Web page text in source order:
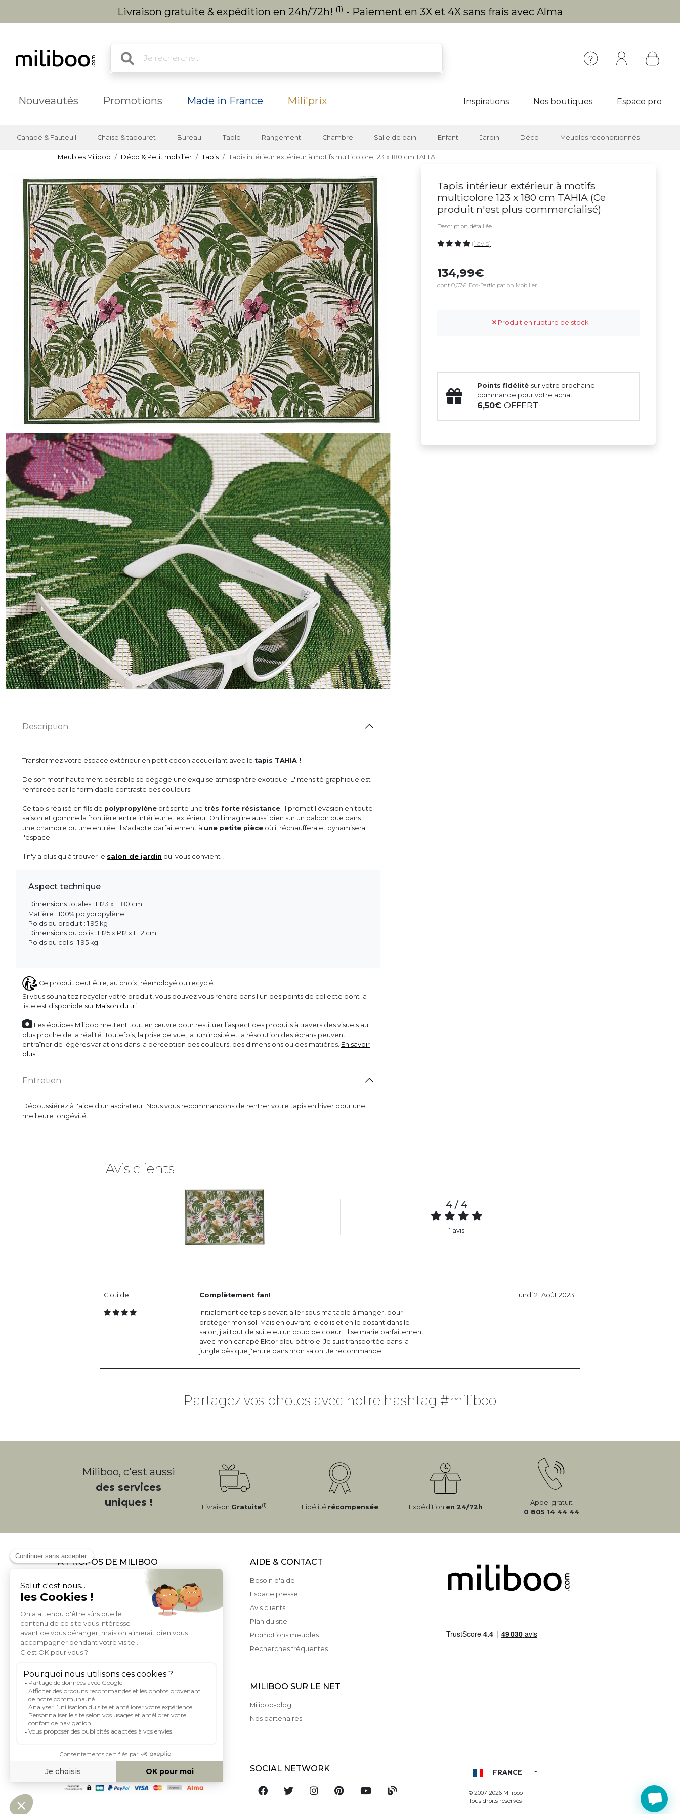
Livraison gratuite & expédition en 24h/72h! (1) - Paiement en 3X et 4X sans frais avec Alma
Nouveautés Promotions Made in France Mili'prix Inspirations Nos boutiques Espace pro
Canapé & Fauteuil Chaise & tabouret Bureau Table Rangement Chambre Salle de bain Enfant Jardin Déco Meubles reconditionnés
Meubles Miliboo Déco & Petit mobilier Tapis Tapis intérieur extérieur à motifs multicolore 123 x 180 cm TAHIA
Tapis intérieur extérieur à motifs
multicolore 123 x 180 cm TAHIA (Ce
produit n'est plus commercialisé)
Description détaillée
(1 avis)
134,99
dont 0,07€ Eco-Participation Mobilier
Produit en rupture de stock
Points fidélité sur votre prochaine
commande pour votre achat
6,50OFFERT
Description
Transformez votre espace extérieur en petit cocon accueillant avec le tapis TAHIA !
De son motif hautement désirable se dégage une exquise atmosphère exotique. L'intensité graphique est
renforcée par le formidable contraste des couleurs.
Ce tapis réalisé en fils de polypropylène présente une très forte résistance. Il promet l'évasion en toute
saison et gomme la frontière entre intérieur et extérieur. On l'imagine aussi bien sur un balcon que dans
une chambre ou une entrée. Il s'adapte parfaitement à une petite pièce où il réchauffera et dynamisera
l'espace.
Il n'y a plus qu'à trouver le salon de jardin qui vous convient !
Aspect technique
Dimensions totales : L123 x L180 cm
Matière : 100% polypropylène
Poids du produit : 1.95 kg
Dimensions du colis : L125 x P12 x H12 cm
Poids du colis : 1.95 kg
Ce produit peut être, au choix, réemployé ou recyclé.
Si vous souhaitez recycler votre produit, vous pouvez vous rendre dans l'un des points de collecte dont la
liste est disponible sur Maison du tri.
Les équipes Miliboo mettent tout en œuvre pour restituer l’aspect des produits à travers des visuels au
plus proche de la réalité. Toutefois, la prise de vue, la luminosité et la résolution des écrans peuvent
entraîner de légères variations dans la perception des couleurs, des dimensions ou des matières. En savoir
plus
Entretien
Dépoussiérez à l'aide d'un aspirateur. Nous vous recommandons de rentrer votre tapis en hiver pour une
meilleure longévité.
Avis clients
4 / 4
1 avis
Clotilde Complètement fan!
Initialement ce tapis devait aller sous ma table à manger, pour
protéger mon sol. Mais en ouvrant le colis et en le posant dans le
salon, j'ai tout de suite eu un coup de coeur ! Il se marie parfaitement
avec mon canapé Ektor bleu pétrole. Je suis transportée dans la
jungle dès que j'entre dans mon salon. Je recommande.
Lundi 21 Août 2023
Partagez vos photos avec notre hashtag #miliboo
Miliboo, c'est aussi
des services
uniques !
Livraison Gratuite(1) Fidélité récompensée Expédition en 24/72h
Appel gratuit
0 805 14 44 44
À PROPOS DE MILIBOO
Qui sommes nous et nos engagements
Mentions légales
Livraison
Conditions générales de Vente
Politique de protection des données personnelles
Droits informatique et libertés
Carte de fidelite et parrainage
Rejoignez-nous
Index égalité femme homme
Espace investisseurs
AIDE & CONTACT
Besoin d'aide
Espace presse
Avis clients
Plan du site
Promotions meubles
Recherches fréquentes
MILIBOO SUR LE NET
Miliboo-blog
Nos partenaires
MOYENS DE PAIEMENT SOCIAL NETWORK FRANCE
© 2007-2026 Miliboo
Tous droits réservés